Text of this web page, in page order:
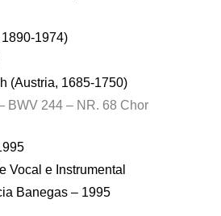
1974)
(Austria, 1685-1750)
BWV 244 – NR. 68 Chor
Vocal e Instrumental
Banegas – 1995